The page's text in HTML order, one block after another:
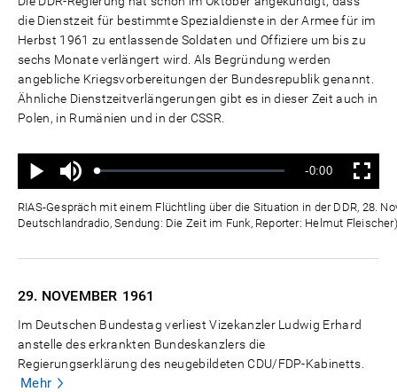
die Dienstzeit für bestimmte Spezialdienste in der Armee für im
Herbst 1961 zu entlassende Soldaten und Offiziere um bis zu
sechs Monate verlängert wird. Als Begründung werden
angebliche Kriegsvorbereitungen der Bundesrepublik genannt.
Ähnliche Dienstzeitverlängerungen gibt es in dieser Zeit auch in
Polen, in Rumänien und in der CSSR.
Wiedergabe
Ton
aus
Geladen:
Status:
Verbleibende
Zeit
-0:00 Vollbild
RIAS-Gespräch mit einem Flüchtling über die Situation in der DDR, 28.
Deutschlandradio, Sendung: Die Zeit im Funk, Reporter: Helmut Fleischer)
29. NOVEMBER 1961
Im Deutschen Bundestag verliest Vizekanzler Ludwig Erhard
anstelle des erkrankten Bundeskanzlers die
Regierungserklärung des neugebildeten CDU/FDP-Kabinetts.
Mehr